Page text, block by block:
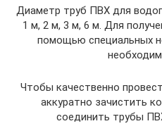
Диаметр труб ПВХ для
1 м, 2 м, 3 м, 6 м. Для
помощью специальных
Чтобы качественно
аккуратно зачистить
соединить трубы